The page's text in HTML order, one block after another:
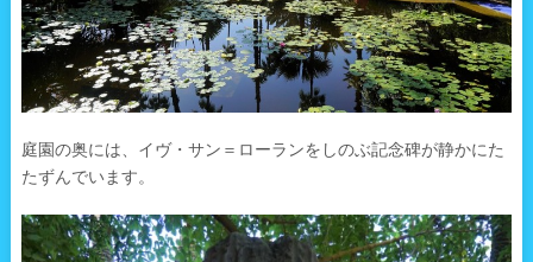
庭園の奥には、イヴ・サン＝ローランをしのぶ記念碑が静かにた
たずんでいます。